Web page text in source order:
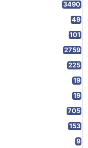
3490
49
101
2759
225
19
19
705
153
9